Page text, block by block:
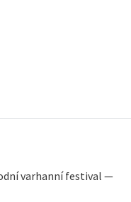
varhanní festival —